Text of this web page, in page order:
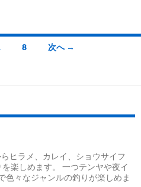
8 次へ →
ヒラメ、カレイ、ショウサイフ
楽しめます。 一つテンヤや夜イ
色々なジャンルの釣りが楽しめま